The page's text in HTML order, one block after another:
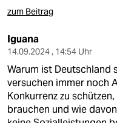
zum Beitrag
Iguana
14.09.2024 , 14:54 Uhr
Warum ist Deutschland
versuchen immer noch
Konkurrenz zu
brauchen und wie